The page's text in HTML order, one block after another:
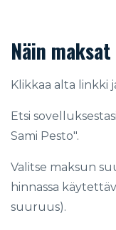
Näin
Klikkaa alta linkki
Etsi
Sami Pesto".
Valitse maksun
hinnassa
suuruus).